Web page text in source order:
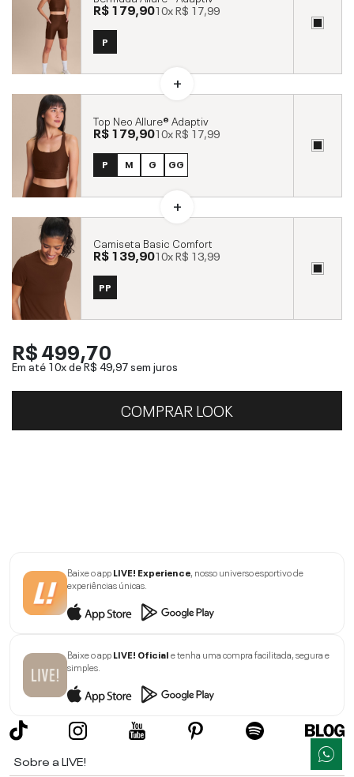
R$ 179,9010xR$ 17,99
P
Top Neo Allure® Adaptiv
R$ 179,9010xR$ 17,99
P M G GG
Camiseta Basic Comfort
R$ 139,9010xR$ 13,99
PP
R$ 499,70
Em até 10x deR$ 49,97sem juros
COMPRAR LOOK
Baixe o appLIVE! Experience, nosso universo esportivo de
experiências únicas.
Baixe o appLIVE! Oficiale tenha uma compra facilitada, segura e
simples.
Sobre a LIVE!